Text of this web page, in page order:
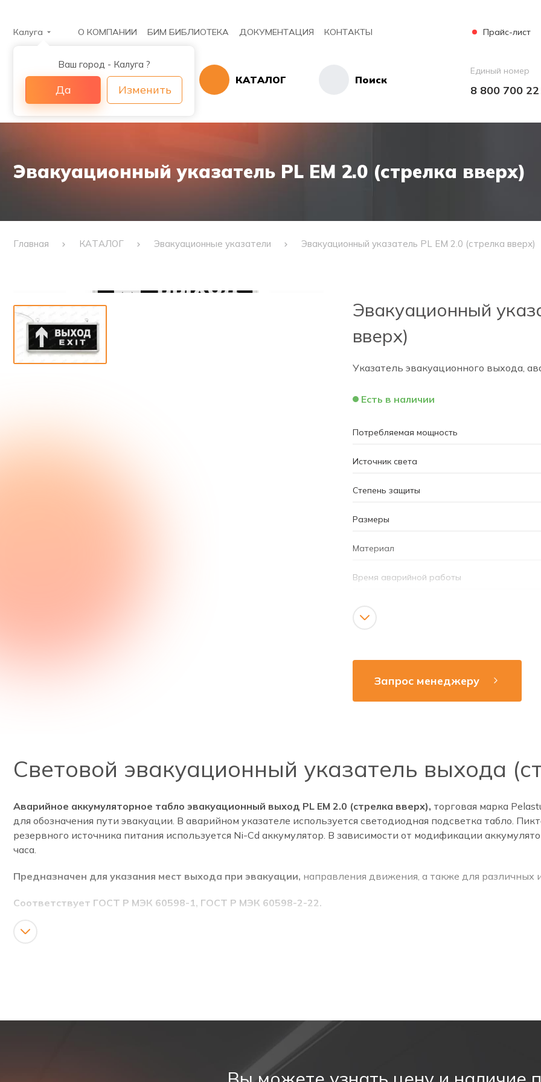
Калуга
Ваш город - Калуга ?
Да Изменить
О КОМПАНИИ БИМ БИБЛИОТЕКА ДОКУМЕНТАЦИЯ КОНТАКТЫ Прайс-лист
КАТАЛОГ Поиск
Единый номер
8 800 700
Эвакуационный указатель PL EM 2.0 (стрелка вверх)
Главная КАТАЛОГ Эвакуационные указатели Эвакуационный указатель PL EM 2.0 (стрелка вверх)
Эвакуационный
вверх)
Указатель эвакуационного выхода,
Есть в наличии
Потребляемая мощность
Источник света
Степень защиты
Размеры
Материал
Время аварийной работы
Напряжение сети
Время зарядки аккумулятора
Запрос менеджеру
Световой эвакуационный указатель выхода
Аварийное аккумуляторное табло эвакуационный выход PL EM 2.0 (стрелка вверх), торговая марка
для обозначения пути эвакуации. В аварийном указателе используется светодиодная подсветка табло.
резервного источника питания используется Ni-Cd аккумулятор. В зависимости от модификации
часа.
Предназначен для указания мест выхода при эвакуации, направления движения, а также для
Соответствует ГОСТ Р МЭК 60598-1, ГОСТ Р МЭК 60598-2-22.
ТИП ПРОДУКТА
Аккумуляторное табло эвакуационный выход (стрелка вверх) состоит из алюминиевого корпуса и табло из
светодиодная подсветка. Потребляемая мощность табло - 5W. Стрелка, направленная вверх, показывает